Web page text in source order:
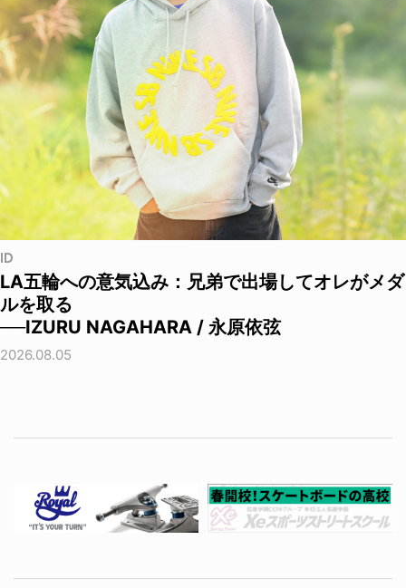
ID
LA五輪への意気込み：兄弟で出場してオレがメダ
ルを取る
──IZURU NAGAHARA / 永原依弦
2026.08.05